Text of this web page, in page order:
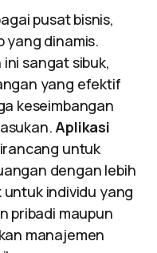
pusat bisnis,
yang dinamis.
sangat sibuk,
yang efektif
keseimbangan
Aplikasi
untuk
dengan lebih
individu yang
pribadi maupun
manajemen